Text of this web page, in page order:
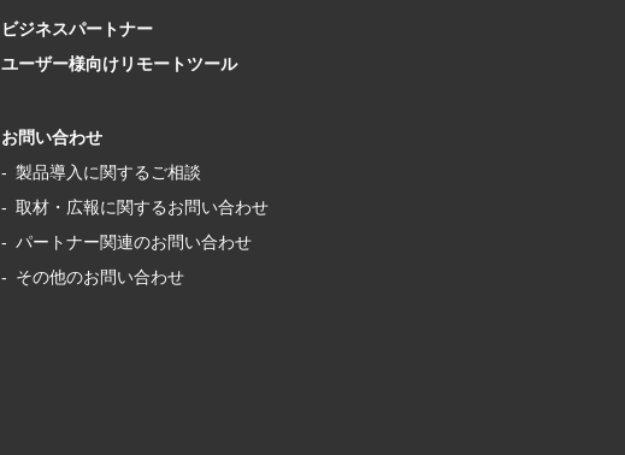
ビジネスパートナー
ユーザー様向けリモートツール
お問い合わせ
製品導⼊に関するご相談
取材・広報に関するお問い合わせ
パートナー関連のお問い合わせ
その他のお問い合わせ